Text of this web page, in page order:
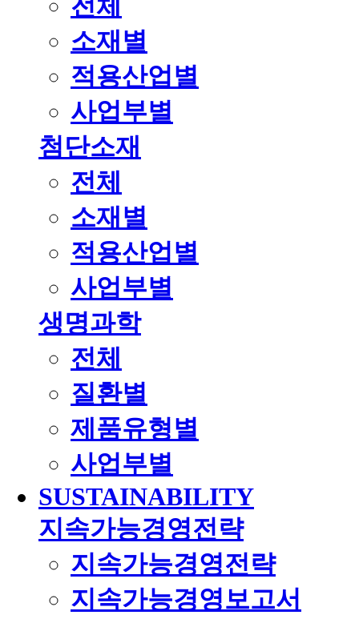
전체
소재별
적용산업별
사업부별
첨단소재
전체
소재별
적용산업별
사업부별
생명과학
전체
질환별
제품유형별
사업부별
SUSTAINABILITY
지속가능경영전략
지속가능경영전략
지속가능경영보고서